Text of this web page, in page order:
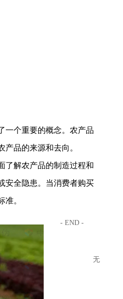
一个重要的概念。农产品
品的来源和去向。
了解农产品的制造过程和
安全隐患。当消费者购买
。
- END -
无